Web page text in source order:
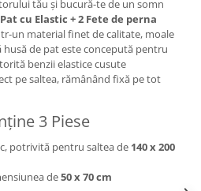
tău și bucură-te de un somn
cu Elastic + 2 Fete de perna
un material finet de calitate, moale
husă de pat este concepută pentru
benzii elastice cusute
pe saltea, rămânând fixă pe tot
3 Piese
potrivită pentru saltea de 140 x 200
de50 x 70 cm